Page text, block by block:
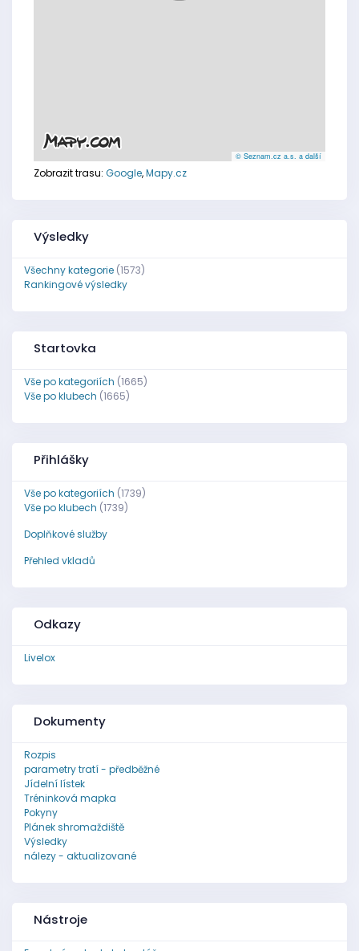
© Seznam.cz a.s. a další
Zobrazit trasu: Google,Mapy.cz
Výsledky
Všechny kategorie(1573)
Rankingové výsledky
Startovka
Vše po kategoriích (1665)
Vše po klubech (1665)
Přihlášky
Vše po kategoriích (1739)
Vše po klubech (1739)
Doplňkové služby
Přehled vkladů
Odkazy
Livelox
Dokumenty
Rozpis
parametry tratí - předběžné
Jídelní lístek
Tréninková mapka
Pokyny
Plánek shromaždiště
Výsledky
nálezy - aktualizované
Nástroje